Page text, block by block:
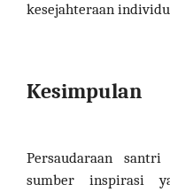
kesejahteraan
Kesimpulan
Persaudaraan
sumber inspirasi